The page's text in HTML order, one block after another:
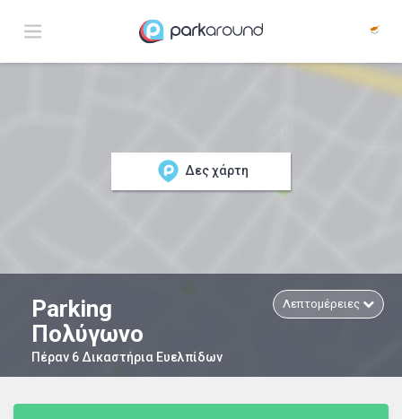
Δες χάρτη
Parking
Πολύγωνο
Πέραν 6 Δικαστήρια Ευελπίδων
Λεπτομέρειες